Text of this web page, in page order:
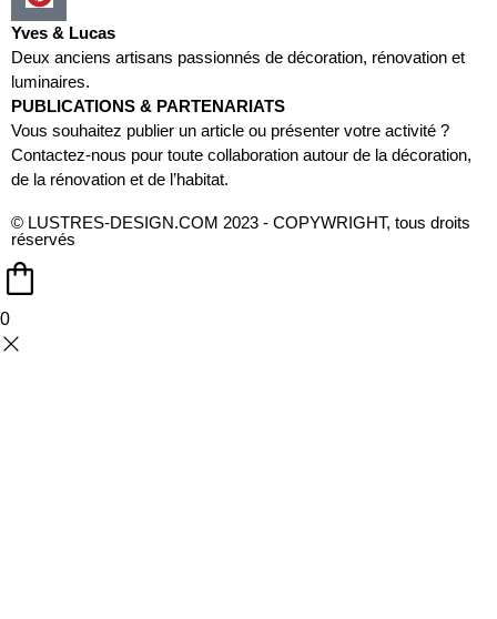
Yves & Lucas
Deux anciens artisans passionnés de décoration, rénovation et
luminaires.
PUBLICATIONS & PARTENARIATS
Vous souhaitez publier un article ou présenter votre activité ?
Contactez-nous pour toute collaboration autour de la décoration,
de la rénovation et de l’habitat.
© LUSTRES-DESIGN.COM 2023 - COPYWRIGHT, tous droits
réservés
0